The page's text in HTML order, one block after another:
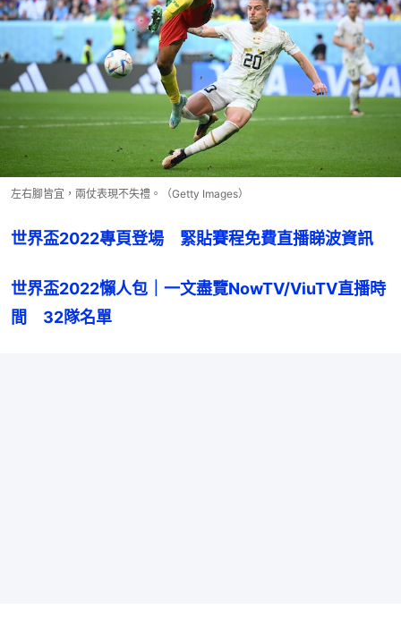
左右腳皆宜，兩仗表現不失禮。（Getty Images）
世界盃2022專頁登場　緊貼賽程免費直播睇波資訊
世界盃2022懶人包｜一文盡覽NowTV/ViuTV直播時
間　32隊名單